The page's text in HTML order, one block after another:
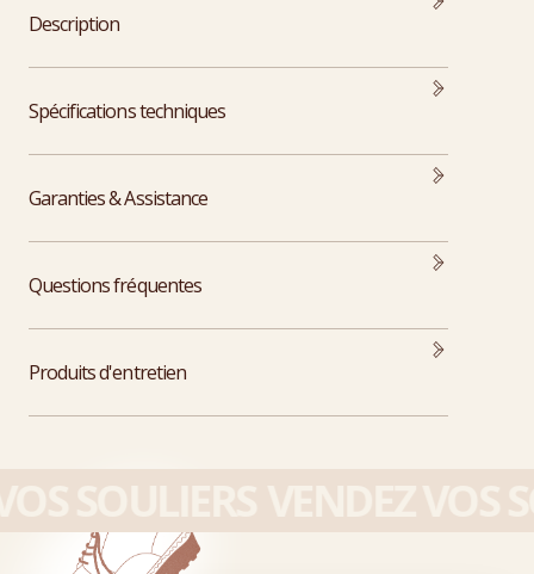
Description
Spécifications techniques
Garanties & Assistance
Questions fréquentes
Produits d'entretien